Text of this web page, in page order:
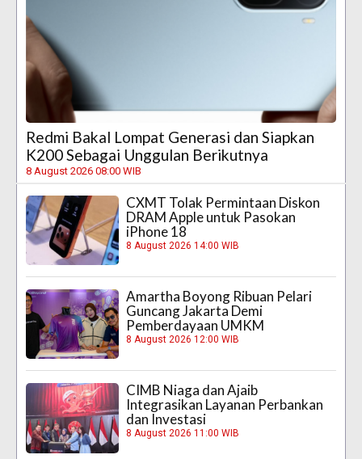
Redmi Bakal Lompat Generasi dan Siapkan
K200 Sebagai Unggulan Berikutnya
8 August 2026 08:00 WIB
CXMT Tolak Permintaan Diskon
DRAM Apple untuk Pasokan
iPhone 18
8 August 2026 14:00 WIB
Amartha Boyong Ribuan Pelari
Guncang Jakarta Demi
Pemberdayaan UMKM
8 August 2026 12:00 WIB
CIMB Niaga dan Ajaib
Integrasikan Layanan Perbankan
dan Investasi
8 August 2026 11:00 WIB